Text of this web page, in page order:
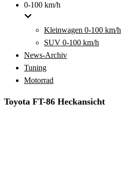
0-100 km/h
Kleinwagen 0-100 km/h
SUV 0-100 km/h
News-Archiv
Tuning
Motorrad
Toyota FT-86 Heckansicht